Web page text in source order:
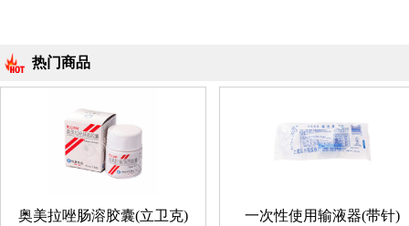
热门商品
奥美拉唑肠溶胶囊(立卫克) 一次性使用输液器(带针)